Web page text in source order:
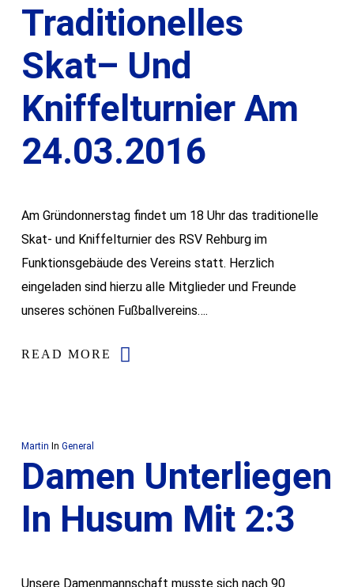
Traditionelles
Skat– Und
Kniffelturnier Am
24.03.2016
Am Gründonnerstag findet um 18 Uhr das traditionelle
Skat- und Kniffelturnier des RSV Rehburg im
Funktionsgebäude des Vereins statt. Herzlich
eingeladen sind hierzu alle Mitglieder und Freunde
unseres schönen Fußballvereins….
READ MORE
Martin In General
Damen Unterliegen
In Husum Mit 2:3
Unsere Damenmannschaft musste sich nach 90